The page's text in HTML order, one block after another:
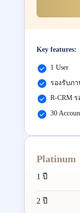
Key features:
1 User
รองรับภ
R-CRM ร
30
Platinum
1 ปี
2 ปี